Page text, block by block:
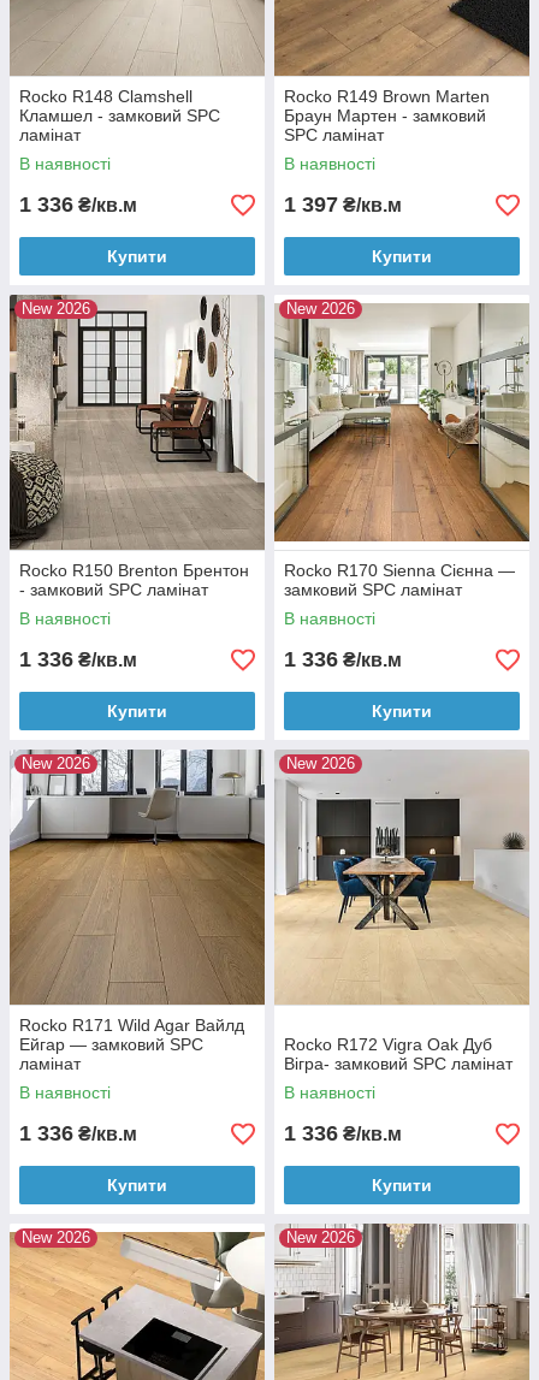
Rocko R148 Clamshell
Кламшел - замковий SPC
ламінат
В наявності
1 336 ₴/кв.м
Купити
Rocko R149 Brown Marten
Браун Мартен - замковий
SPC ламінат
В наявності
1 397 ₴/кв.м
Купити
New 2026
Rocko R150 Brenton Брентон
- замковий SPC ламінат
В наявності
1 336 ₴/кв.м
Купити
New 2026
Rocko R170 Sienna Сієнна —
замковий SPC ламінат
В наявності
1 336 ₴/кв.м
Купити
New 2026
Rocko R171 Wild Agar Вайлд
Ейгар — замковий SPC
ламінат
В наявності
1 336 ₴/кв.м
Купити
New 2026
Rocko R172 Vigra Oak Дуб
Вігра- замковий SPC ламінат
В наявності
1 336 ₴/кв.м
Купити
New 2026 New 2026